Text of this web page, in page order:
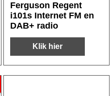
Ferguson Regent
i101s Internet FM en
DAB+ radio
Klik hier